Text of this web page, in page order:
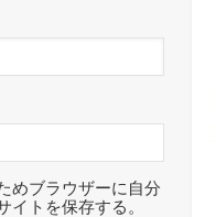
めブラウザーに自分
イトを保存する。